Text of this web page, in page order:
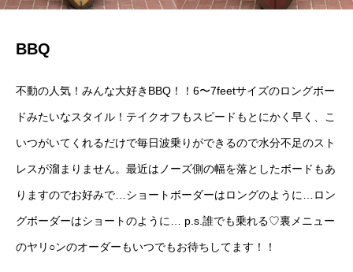
BBQ
不動の人気！みんな大好きBBQ！！6〜7feetサイズのロングボー
ドみたいなスタイル！テイクオフもスピードもとにかく早く、こ
いつがいてくれるだけで毎日波乗りができるので水分不足のスト
レスが溜まりません。最近はノーズ側の幅を落としたボードもあ
りますのでお好みで…ショートボーダーはロングのように…ロン
グボーダーはショートのように… p.s.誰でも乗れる♡裏メニュー
のヤリ○ンのオーダーもいつでもお待ちしてます！！